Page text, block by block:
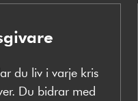
du liv i varje kris
Du bidrar med